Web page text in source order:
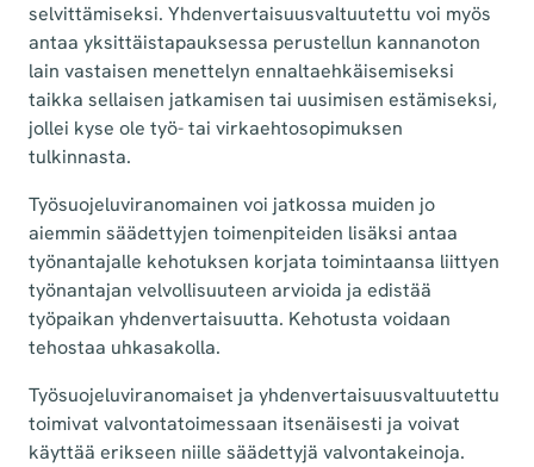
selvittämiseksi. Yhdenvertaisuusvaltuutettu voi myös
antaa yksittäistapauksessa perustellun kannanoton
lain vastaisen menettelyn ennaltaehkäisemiseksi
taikka sellaisen jatkamisen tai uusimisen estämiseksi,
jollei kyse ole työ- tai virkaehtosopimuksen
tulkinnasta.
Työsuojeluviranomainen voi jatkossa muiden jo
aiemmin säädettyjen toimenpiteiden lisäksi antaa
työnantajalle kehotuksen korjata toimintaansa liittyen
työnantajan velvollisuuteen arvioida ja edistää
työpaikan yhdenvertaisuutta. Kehotusta voidaan
tehostaa uhkasakolla.
Työsuojeluviranomaiset ja yhdenvertaisuusvaltuutettu
toimivat valvontatoimessaan itsenäisesti ja voivat
käyttää erikseen niille säädettyjä valvontakeinoja.